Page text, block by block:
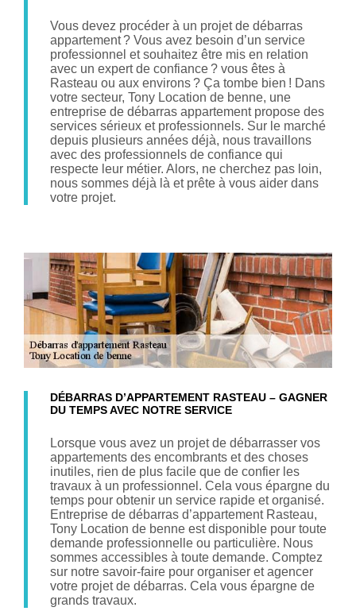
Vous devez procéder à un projet de débarras
appartement ? Vous avez besoin d’un service
professionnel et souhaitez être mis en relation
avec un expert de confiance ? vous êtes à
Rasteau ou aux environs ? Ça tombe bien ! Dans
votre secteur, Tony Location de benne, une
entreprise de débarras appartement propose des
services sérieux et professionnels. Sur le marché
depuis plusieurs années déjà, nous travaillons
avec des professionnels de confiance qui
respecte leur métier. Alors, ne cherchez pas loin,
nous sommes déjà là et prête à vous aider dans
votre projet.
DÉBARRAS D’APPARTEMENT RASTEAU – GAGNER
DU TEMPS AVEC NOTRE SERVICE
Lorsque vous avez un projet de débarrasser vos
appartements des encombrants et des choses
inutiles, rien de plus facile que de confier les
travaux à un professionnel. Cela vous épargne du
temps pour obtenir un service rapide et organisé.
Entreprise de débarras d’appartement Rasteau,
Tony Location de benne est disponible pour toute
demande professionnelle ou particulière. Nous
sommes accessibles à toute demande. Comptez
sur notre savoir-faire pour organiser et agencer
votre projet de débarras. Cela vous épargne de
grands travaux.